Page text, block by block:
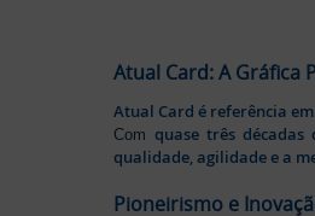
Atual Card: A Gráfica
Atual Card é referência
Comquase três décadas
qualidade, agilidade e a
Pioneirismo e